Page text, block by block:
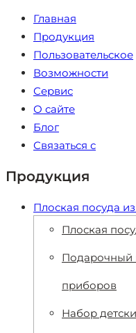
Главная
Продукция
Пользовательское
Возможности
Сервис
О сайте
Блог
Связаться с
Продукция
Плоская посуда
Плоская
Подарочный
приборов
Набор